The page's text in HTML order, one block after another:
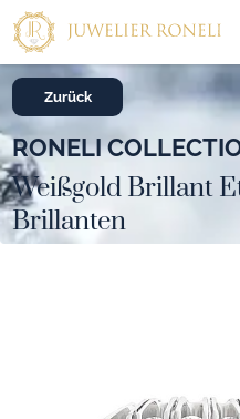
Zurück
RONELI
Weißgold Brillant
Brillanten